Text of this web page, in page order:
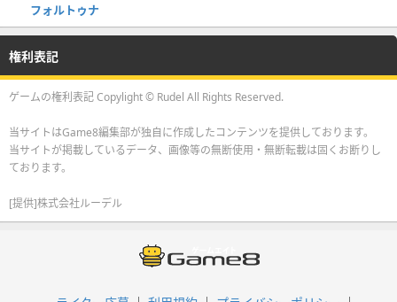
フォルトゥナ
権利表記
ゲームの権利表記 Copylight © Rudel All Rights Reserved.
当サイトはGame8編集部が独自に作成したコンテンツを提供しております。
当サイトが掲載しているデータ、画像等の無断使用・無断転載は固くお断りし
ております。
[提供]株式会社ルーデル